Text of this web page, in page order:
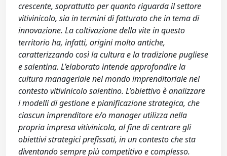
crescente, soprattutto per quanto riguarda il settore
vitivinicolo, sia in termini di fatturato che in tema di
innovazione. La coltivazione della vite in questo
territorio ha, infatti, origini molto antiche,
caratterizzando così la cultura e la tradizione pugliese
e salentina. L’elaborato intende approfondire la
cultura manageriale nel mondo imprenditoriale nel
contesto vitivinicolo salentino. L’obiettivo è analizzare
i modelli di gestione e pianificazione strategica, che
ciascun imprenditore e/o manager utilizza nella
propria impresa vitivinicola, al fine di centrare gli
obiettivi strategici prefissati, in un contesto che sta
diventando sempre più competitivo e complesso.